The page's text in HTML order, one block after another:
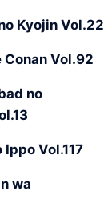
Kyojin Vol.22
Vol.92
no
Ippo Vol.117
wa